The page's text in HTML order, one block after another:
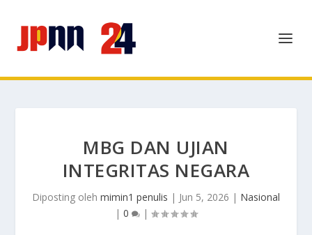
MBG DAN UJIAN
INTEGRITAS NEGARA
Diposting oleh mimin1 penulis | Jun 5, 2026 | Nasional
| 0 |